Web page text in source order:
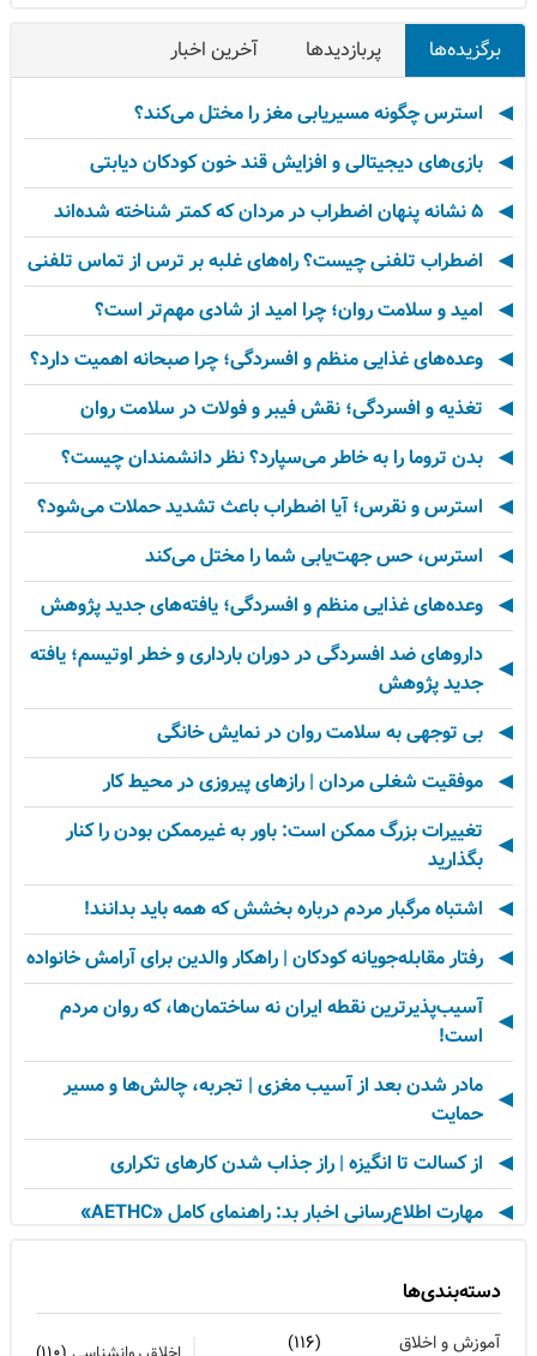
برگزیده‌ها پربازدیدها آخرین اخبار
استرس چگونه مسیریابی مغز را مختل می‌کند؟
بازی‌های دیجیتالی و افزایش قند خون کودکان دیابتی
۵ نشانه پنهان اضطراب در مردان که کمتر شناخته شده‌اند
اضطراب تلفنی چیست؟ راه‌های غلبه بر ترس از تماس تلفنی
امید و سلامت روان؛ چرا امید از شادی مهم‌تر است؟
وعده‌های غذایی منظم و افسردگی؛ چرا صبحانه اهمیت دارد؟
تغذیه و افسردگی؛ نقش فیبر و فولات در سلامت روان
بدن تروما را به خاطر می‌سپارد؟ نظر دانشمندان چیست؟
استرس و نقرس؛ آیا اضطراب باعث تشدید حملات می‌شود؟
استرس، حس جهت‌یابی شما را مختل می‌کند
وعده‌های غذایی منظم و افسردگی؛ یافته‌های جدید پژوهش
داروهای ضد افسردگی در دوران بارداری و خطر اوتیسم؛ یافته
جدید پژوهش
بی توجهی به سلامت روان در نمایش خانگی
موفقیت شغلی مردان | رازهای پیروزی در محیط کار
تغییرات بزرگ ممکن است: باور به غیرممکن بودن را کنار
بگذارید
اشتباه مرگبار مردم درباره بخشش که همه باید بدانند!
رفتار مقابله‌جویانه کودکان | راهکار والدین برای آرامش خانواده
آسیب‌پذیرترین نقطه ایران نه ساختمان‌ها، که روان مردم
است!
مادر شدن بعد از آسیب مغزی | تجربه، چالش‌ها و مسیر
حمایت
از کسالت تا انگیزه | راز جذاب شدن کارهای تکراری
مهارت اطلاع‌رسانی اخبار بد: راهنمای کامل «AETHC»
رهبران خاکستری | وقتی خم کردن قوانین، قدرت می‌آورد
دسته‌بندی‌ها
آموزش و اخلاق (۱۱۶)